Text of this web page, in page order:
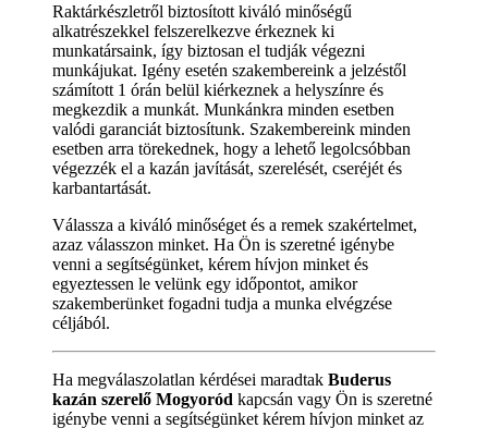
Raktárkészletről biztosított kiváló minőségű
alkatrészekkel felszerelkezve érkeznek ki
munkatársaink, így biztosan el tudják végezni
munkájukat. Igény esetén szakembereink a jelzéstől
számított 1 órán belül kiérkeznek a helyszínre és
megkezdik a munkát. Munkánkra minden esetben
valódi garanciát biztosítunk. Szakembereink minden
esetben arra törekednek, hogy a lehető legolcsóbban
végezzék el a kazán javítását, szerelését, cseréjét és
karbantartását.
Válassza a kiváló minőséget és a remek szakértelmet,
azaz válasszon minket. Ha Ön is szeretné igénybe
venni a segítségünket, kérem hívjon minket és
egyeztessen le velünk egy időpontot, amikor
szakemberünket fogadni tudja a munka elvégzése
céljából.
Ha megválaszolatlan kérdései maradtak Buderus
kazán szerelő Mogyoród kapcsán vagy Ön is szeretné
igénybe venni a segítségünket kérem hívjon minket az